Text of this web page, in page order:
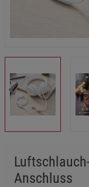
Anschluss